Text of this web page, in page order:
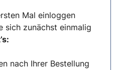
Mal einloggen
sich zunächst einmalig
nach Ihrer Bestellung